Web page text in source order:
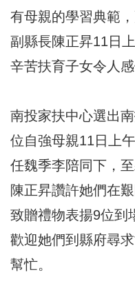
有母親的學習典範
副縣長陳正昇11日
辛苦扶育子女令人感
南投家扶中心選出
位自強母親11日上
任魏季李陪同下，
陳正昇讚許她們在
致贈禮物表揚9位到
歡迎她們到縣府尋
幫忙。